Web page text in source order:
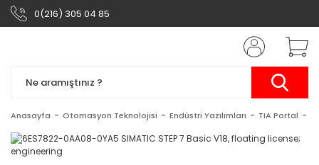
0(216) 305 04 85
Anasayfa Otomasyon Teknolojisi Endüstri Yazılımları TIA Portal